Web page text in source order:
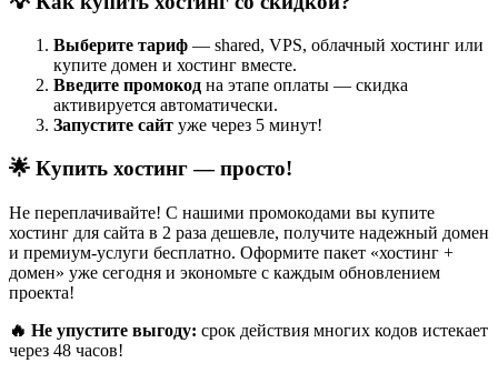
Выберите тариф — shared, VPS, облачный хостинг или
купите домен и хостинг вместе.
Введите промокод на этапе оплаты — скидка
активируется автоматически.
Запустите сайт уже через 5 минут!
🌟 Купить хостинг — просто!
Не переплачивайте! С нашими промокодами вы купите
хостинг для сайта в 2 раза дешевле, получите надежный домен
и премиум-услуги бесплатно. Оформите пакет «хостинг +
домен» уже сегодня и экономьте с каждым обновлением
проекта!
🔥 Не упустите выгоду: срок действия многих кодов истекает
через 48 часов!